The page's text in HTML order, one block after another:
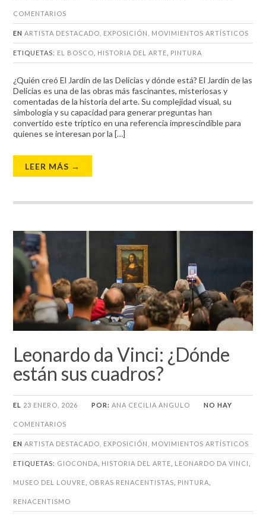
COMENTARIOS
EN ARTISTA DESTACADO EXPOSICIÓN MOVIMIENTOS ARTÍSTICOS
ETIQUETAS: EL BOSCO HISTORIA DEL ARTE PINTURA
¿Quién creó El Jardín de las Delicias y dónde está? El Jardín de las
Delicias es una de las obras más fascinantes, misteriosas y
comentadas de la historia del arte. Su complejidad visual, su
simbología y su capacidad para generar preguntas han
convertido este tríptico en una referencia imprescindible para
quienes se interesan por la […]
LEER MÁS →
Leonardo da Vinci: ¿Dónde
están sus cuadros?
EL 23 ENERO, 2026 POR:ANA CECILIA ANGULO NO HAY
COMENTARIOS
EN ARTISTA DESTACADO EXPOSICIÓN MOVIMIENTOS ARTÍSTICOS
ETIQUETAS: GIOCONDA HISTORIA DEL ARTE LEONARDO DA VINCI
MUSEO DEL LOUVRE OBRAS RENACENTISTAS PINTURA
RENACENTISMO